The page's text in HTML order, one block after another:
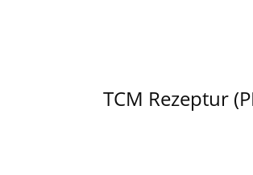
TCM Rezeptur